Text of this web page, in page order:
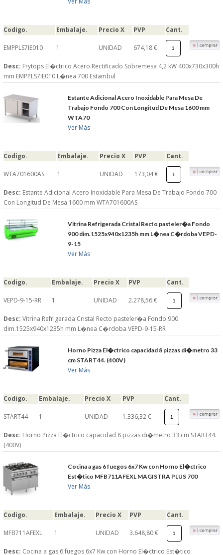
Codigo. Embalaje. Precio X PVP Cant.
EMPPLS7IE010 1 UNIDAD 674,18 €
Desc: Frytops El�ctrico Acero Rectificado Sobremesa 4,2 kW 400x730x300h
mm EMPPLS7IE010 L�nea 700 Estambul
Estante Adicional Acero Inoxidable Para Mesa De
Trabajo Fondo 700 Con Longitud De Mesa 1600 mm
WTA70
Ver Más
Codigo. Embalaje. Precio X PVP Cant.
WTA701600AS 1 UNIDAD 173,04 €
Desc: Estante Adicional Acero Inoxidable Para Mesa De Trabajo Fondo 700
Con Longitud De Mesa 1600 mm WTA701600AS
Vitrina Refrigerada Cristal Recto pasteler�a Fondo
900 dim.1525x940x1235h mm L�nea C�rdoba VEPD-
9-15
Ver Más
Codigo. Embalaje. Precio X PVP Cant.
VEPD-9-15-RR 1 UNIDAD 2.278,56 €
Desc: Vitrina Refrigerada Cristal Recto pasteler�a Fondo 900
dim.1525x940x1235h mm L�nea C�rdoba VEPD-9-15-RR
Horno Pizza El�ctrico capacidad 8 pizzas di�metro 33
cm START44. (400V)
Ver Más
Codigo. Embalaje. Precio X PVP Cant.
START44 1 UNIDAD 1.336,32 €
Desc: Horno Pizza El�ctrico capacidad 8 pizzas di�metro 33 cm START44.
(400V)
Cocina a gas 6 fuegos 6x7 Kw con Horno El�ctrico
Est�tico MFB711AFEXL MAGISTRA PLUS 700
Ver Más
Codigo. Embalaje. Precio X PVP Cant.
MFB711AFEXL 1 UNIDAD 3.648,80 €
Desc: Cocina a gas 6 fuegos 6x7 Kw con Horno El�ctrico Est�tico